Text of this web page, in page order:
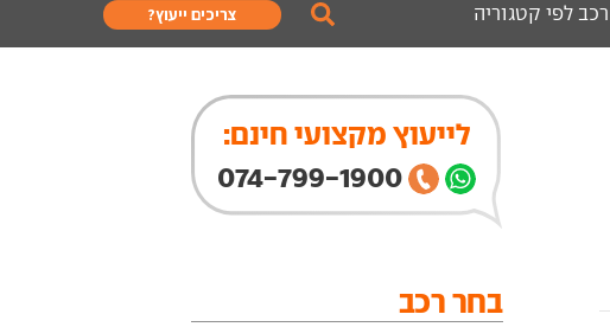
רכב לפי קטגוריה צריכים ייעוץ?
לייעוץ מקצועי חינם:
074-799-1900
בחר רכב